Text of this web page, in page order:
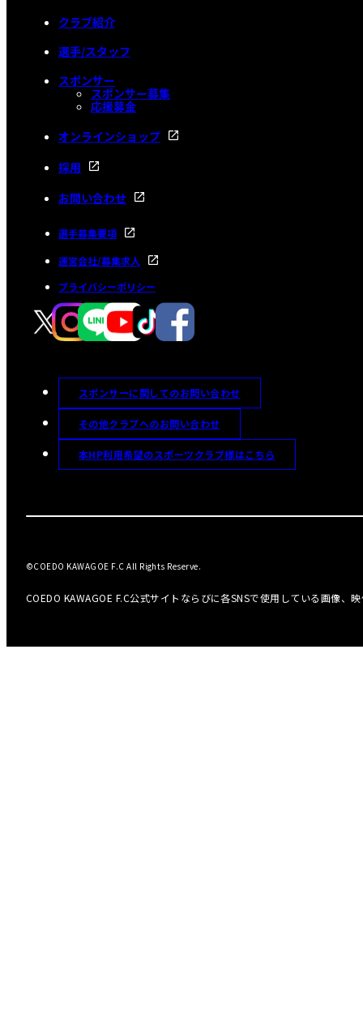
クラブ紹介
選手/スタッフ
スポンサー
スポンサー募集
応援募金
オンラインショップ
採用
お問い合わせ
選手募集要項
運営会社/募集求人
プライバシーポリシー
スポンサーに関してのお問い合わせ
その他クラブへのお問い合わせ
本HP利用希望のスポーツクラブ様はこちら
COEDO KAWAGOE F.C公式サイトならびに各SNSで使用している画像、
©COEDO KAWAGOE F.C All Rights Reserve.